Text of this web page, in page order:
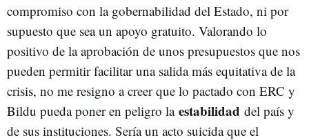
compromiso con la gobernabilidad del Estado, ni por
supuesto que sea un apoyo gratuito. Valorando lo
positivo de la aprobación de unos presupuestos que nos
pueden permitir facilitar una salida más equitativa de la
crisis, no me resigno a creer que lo pactado con ERC y
Bildu pueda poner en peligro la estabilidad del país y
de sus instituciones. Sería un acto suicida que el